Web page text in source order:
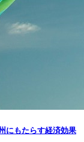
にもたらす経済効果